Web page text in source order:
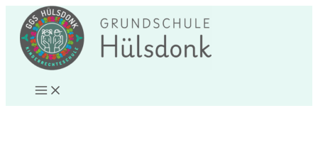
Inhalt
springen